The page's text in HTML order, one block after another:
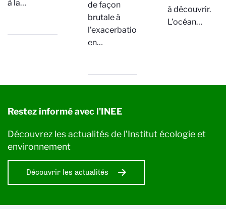
à la…
de façon
brutale à
l’exacerbation,
en…
à découvrir.
L’océan…
Restez informé avec l'INEE
Découvrez les actualités de l’Institut écologie et
environnement
Découvrir les actualités